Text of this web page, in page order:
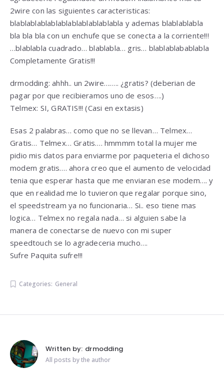
2wire con las siguientes caracteristicas:
blablablablablablablablablablabla y ademas blablablabla
bla bla bla con un enchufe que se conecta a la corriente!!!
…blablabla cuadrado… blablabla… gris… blablablabablabla
Completamente Gratis!!!
drmodding: ahhh.. un 2wire…….. ¿gratis? (deberian de
pagar por que recibieramos uno de esos….)
Telmex: SI, GRATIS!!! (Casi en extasis)
Esas 2 palabras… como que no se llevan… Telmex…
Gratis… Telmex… Gratis…. hmmmm total la mujer me
pidio mis datos para enviarme por paqueteria el dichoso
modem gratis…. ahora creo que el aumento de velocidad
tenia que esperar hasta que me enviaran ese modem…. y
que en realidad me lo tuvieron que regalar porque sino,
el speedstream ya no funcionaria… Si.. eso tiene mas
logica… Telmex no regala nada… si alguien sabe la
manera de conectarse de nuevo con mi super
speedtouch se lo agradeceria mucho….
Sufre Paquita sufre!!!
Categories: General
Written by: drmodding
All posts by the author